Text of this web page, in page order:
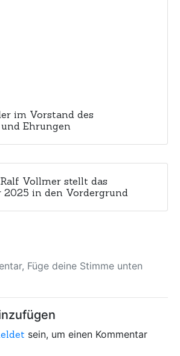
im Vorstand des
Ehrungen
Vollmer stellt das
2025 in den Vordergrund
Füge deine Stimme unten
sein, um einen Kommentar